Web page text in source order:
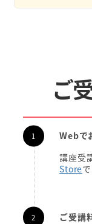
ご
Webで
講座受
Store
ご受講